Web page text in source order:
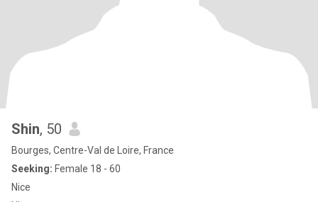
Shin, 50
Bourges, Centre-Val de Loire, France
Seeking: Female 18 - 60
Nice